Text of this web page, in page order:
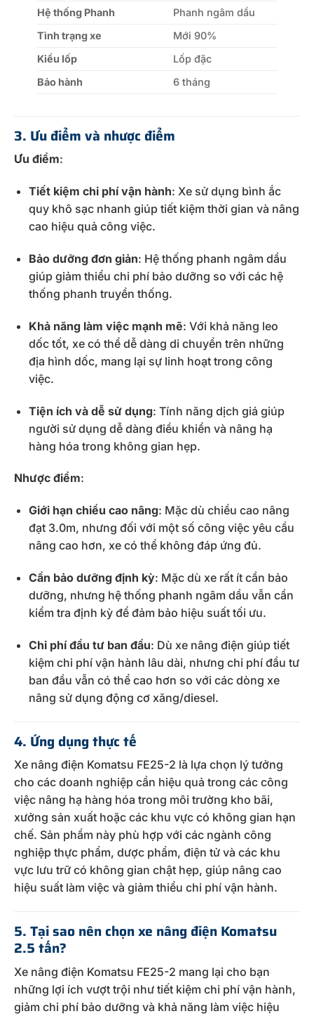
Hệ thống Phanh
Phanh ngâm dầu
Tình trạng xe
Mới 90%
Kiểu lốp
Lốp đặc
Bảo hành
6 tháng
3. Ưu điểm và nhược điểm
Ưu điểm:
Tiết kiệm chi phí vận hành: Xe sử dụng bình ắc
quy khô sạc nhanh giúp tiết kiệm thời gian và nâng
cao hiệu quả công việc.
Bảo dưỡng đơn giản: Hệ thống phanh ngâm dầu
giúp giảm thiểu chi phí bảo dưỡng so với các hệ
thống phanh truyền thống.
Khả năng làm việc mạnh mẽ: Với khả năng leo
dốc tốt, xe có thể dễ dàng di chuyển trên những
địa hình dốc, mang lại sự linh hoạt trong công
việc.
Tiện ích và dễ sử dụng: Tính năng dịch giá giúp
người sử dụng dễ dàng điều khiển và nâng hạ
hàng hóa trong không gian hẹp.
Nhược điểm:
Giới hạn chiều cao nâng: Mặc dù chiều cao nâng
đạt 3.0m, nhưng đối với một số công việc yêu cầu
nâng cao hơn, xe có thể không đáp ứng đủ.
Cần bảo dưỡng định kỳ: Mặc dù xe rất ít cần bảo
dưỡng, nhưng hệ thống phanh ngâm dầu vẫn cần
kiểm tra định kỳ để đảm bảo hiệu suất tối ưu.
Chi phí đầu tư ban đầu: Dù xe nâng điện giúp tiết
kiệm chi phí vận hành lâu dài, nhưng chi phí đầu tư
ban đầu vẫn có thể cao hơn so với các dòng xe
nâng sử dụng động cơ xăng/diesel.
4. Ứng dụng thực tế
Xe nâng điện Komatsu FE25-2 là lựa chọn lý tưởng
cho các doanh nghiệp cần hiệu quả trong các công
việc nâng hạ hàng hóa trong môi trường kho bãi,
xưởng sản xuất hoặc các khu vực có không gian hạn
chế. Sản phẩm này phù hợp với các ngành công
nghiệp thực phẩm, dược phẩm, điện tử và các khu
vực lưu trữ có không gian chật hẹp, giúp nâng cao
hiệu suất làm việc và giảm thiểu chi phí vận hành.
5. Tại sao nên chọn xe nâng điện Komatsu
2.5 tấn?
Xe nâng điện Komatsu FE25-2 mang lại cho bạn
những lợi ích vượt trội như tiết kiệm chi phí vận hành,
giảm chi phí bảo dưỡng và khả năng làm việc hiệu